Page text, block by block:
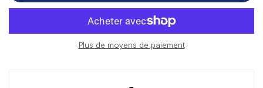
pour
Pendentif
pour
Pendentif
Plus de moyens de paiement